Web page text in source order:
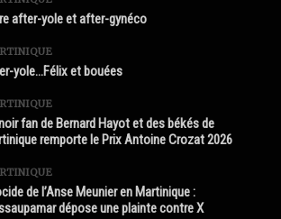
after-yole et after-gynéco
yole…Félix et bouées
fan de Bernard Hayot et des békés de
remporte le Prix Antoine Crozat 2026
de l’Anse Meunier en Martinique :
dépose une plainte contre X